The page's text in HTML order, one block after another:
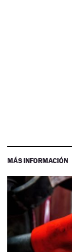
MÁS INFORMACIÓN